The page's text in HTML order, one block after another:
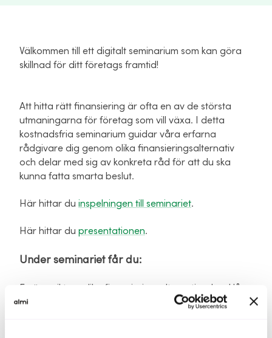
Välkommen till ett digitalt seminarium som kan göra
skillnad för ditt företags framtid!
Att hitta rätt finansiering är ofta en av de största
utmaningarna för företag som vill växa. I detta
kostnadsfria seminarium guidar våra erfarna
rådgivare dig genom olika finansieringsalternativ
och delar med sig av konkreta råd för att du ska
kunna fatta smarta beslut.
Här hittar du inspelningen till seminariet.
Här hittar du presentationen.
Under seminariet får du:
En översikt av olika finansieringsalternativ – banklån,
riskkapital, bidrag och stöd.